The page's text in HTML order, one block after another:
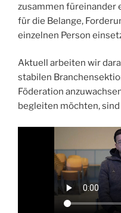
zusammen füreinander
für die Belange,
einzelnen Person
Aktuell arbeiten wir
stabilen
Föderation
begleiten möchten,